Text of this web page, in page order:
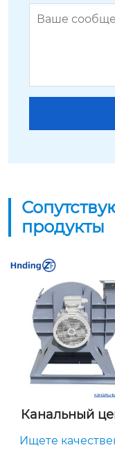
продукты
Канальный
тор – Купить
Ищете